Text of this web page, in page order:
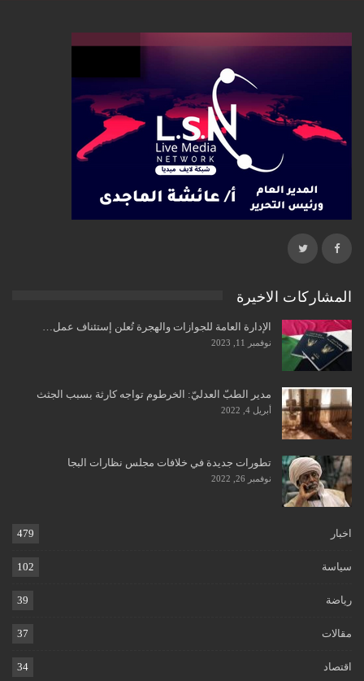
المشاركات الاخيرة
الإدارة العامة للجوازات والهجرة تُعلن إستئناف عمل…
نوفمبر 11, 2023
مدير الطبّ العدليّ: الخرطوم تواجه كارثة بسبب الجثث
أبريل 4, 2022
تطورات جديدة في خلافات مجلس نظارات البجا
نوفمبر 26, 2022
اخبار 479
سياسة 102
رياضة 39
مقالات 37
اقتصاد 34